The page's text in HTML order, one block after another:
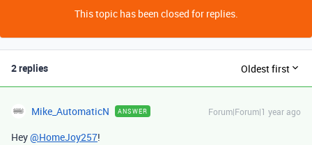
This topic has been closed for replies.
2 replies Oldest first
Mike_AutomaticN ANSWER Forum|Forum|1 year ago
Hey@HomeJoy257!